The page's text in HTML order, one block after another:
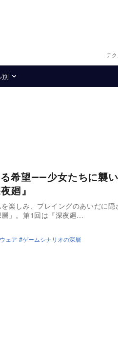
テ
別
希望――少女たちに襲
廻』
楽しみ、プレイングのあいだに
」。第1回は『深夜廻…
ェア ゲームシナリオの深層